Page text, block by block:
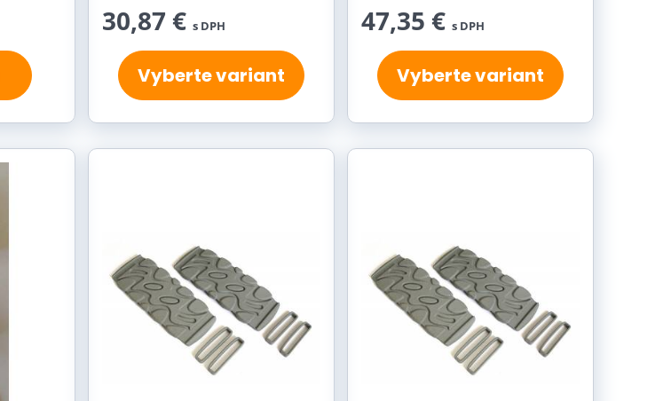
30,87 € s DPH
Vyberte variant
47,35 € s DPH
Vyberte variant